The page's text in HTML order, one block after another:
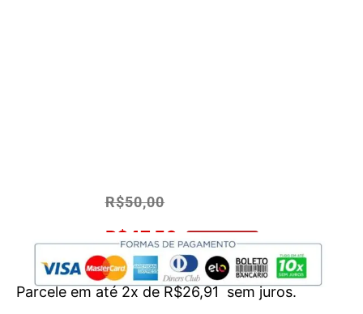
R$50,00
R$47,50 No Pix 5% OFF
Parcele em até 2x deR$26,91 sem juros.